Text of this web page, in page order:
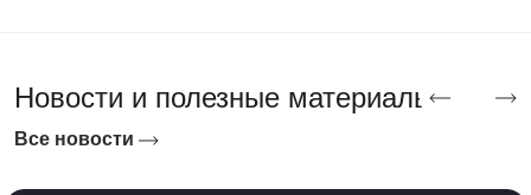
Новости и полезные материалы
Все новости